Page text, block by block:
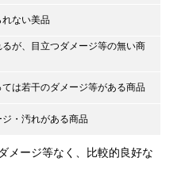
ない美品
が、目立つダメージ等の無い商
は若干のダメージ等がある商品
・汚れがある商品
メージ等なく、比較的良好な